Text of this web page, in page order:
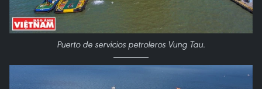
Puerto de servicios petroleros Vung Tau.